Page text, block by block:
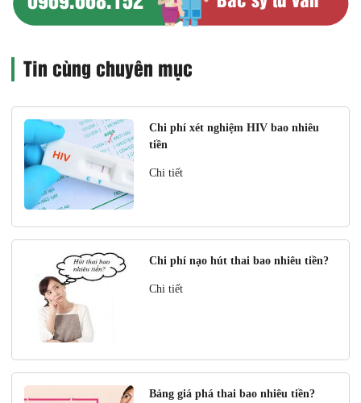
Tin cùng chuyên mục
Chi phí xét nghiệm HIV bao nhiêu
tiền
Chi tiết
Chi phí nạo hút thai bao nhiêu tiền?
Chi tiết
Bảng giá phá thai bao nhiêu tiền?